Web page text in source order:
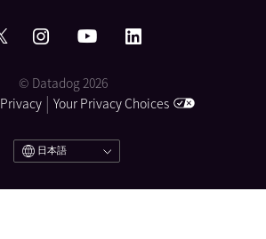
日本語
© Datadog 2026
Privacy | Your Privacy Choices